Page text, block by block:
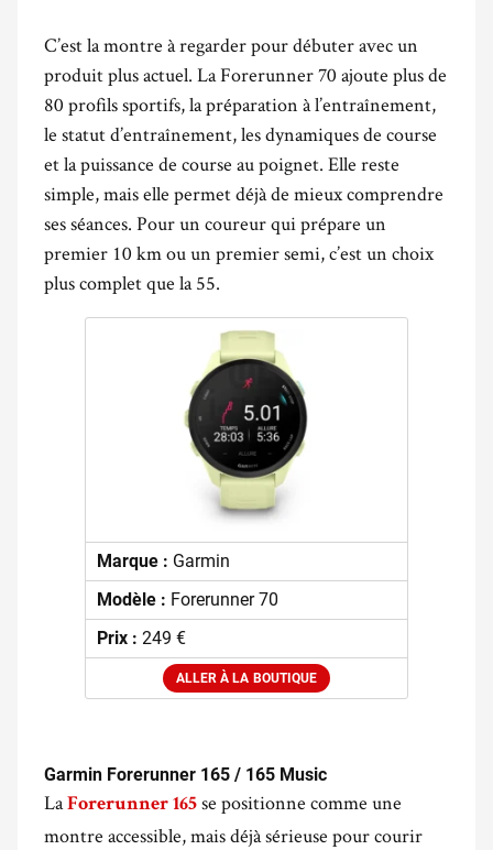
C’est la montre à regarder pour débuter avec un
produit plus actuel. La Forerunner 70 ajoute plus de
80 profils sportifs, la préparation à l’entraînement,
le statut d’entraînement, les dynamiques de course
et la puissance de course au poignet. Elle reste
simple, mais elle permet déjà de mieux comprendre
ses séances. Pour un coureur qui prépare un
premier 10 km ou un premier semi, c’est un choix
plus complet que la 55.
Marque : Garmin
Modèle : Forerunner 70
Prix : 249 €
ALLER À LA BOUTIQUE
Garmin Forerunner 165 / 165 Music
LaForerunner 165 se positionne comme une
montre accessible, mais déjà sérieuse pour courir